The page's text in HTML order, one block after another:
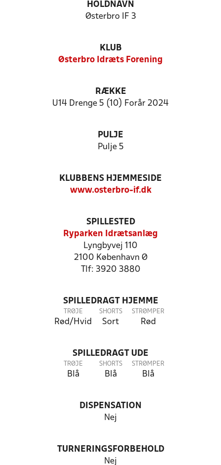
HOLDNAVN
Østerbro IF 3
KLUB
Østerbro Idræts Forening
RÆKKE
U14 Drenge 5 (10) Forår 2024
PULJE
Pulje 5
KLUBBENS HJEMMESIDE
www.osterbro-if.dk
SPILLESTED
Ryparken Idrætsanlæg
Lyngbyvej 110
2100 København Ø
Tlf: 3920 3880
SPILLEDRAGT HJEMME
TRØJE
Rød/Hvid
SHORTS
Sort
STRØMPER
Rød
SPILLEDRAGT UDE
TRØJE
Blå
SHORTS
Blå
STRØMPER
Blå
DISPENSATION
Nej
TURNERINGSFORBEHOLD
Nej